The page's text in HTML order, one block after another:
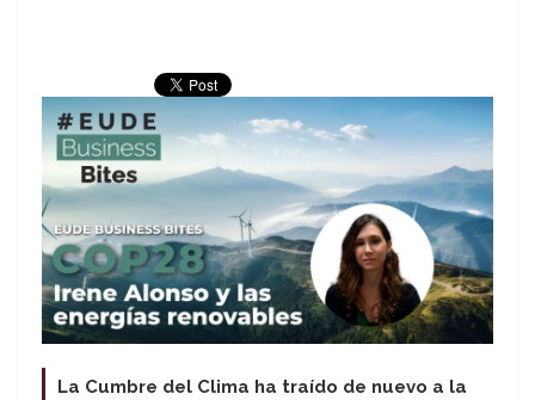
La Cumbre del Clima ha traído de nuevo a la